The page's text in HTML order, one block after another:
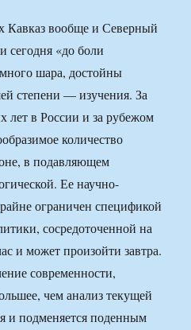
Кавказ вообще и Северный
сегодня «до боли
шара, достойны
степени — изучения. За
лет в России и за рубежом
количество
в подавляющем
Ее научно-
ограничен спецификой
сосредоточенной на
и может произойти завтра.
современности,
чем анализ текущей
и подменяется поденным